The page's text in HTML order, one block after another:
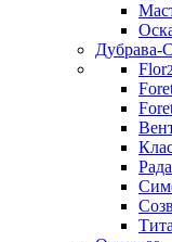
Дубрава-
Flor2
Рада